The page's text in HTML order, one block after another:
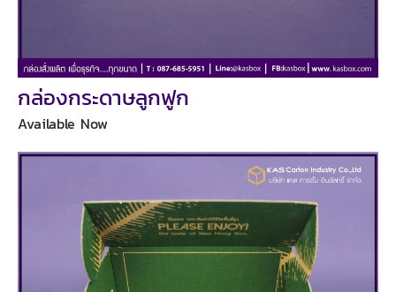
กล่องกระดาษลูกฟูก
Available Now